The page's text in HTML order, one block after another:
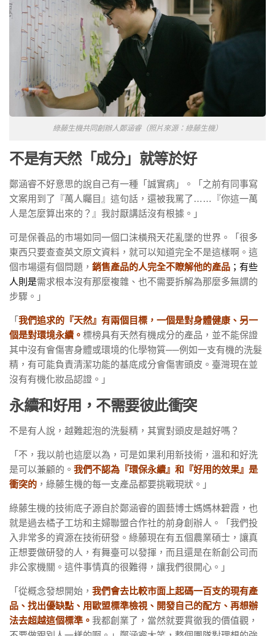
綠藤生機共同創辦人鄭涵睿（照片來源：綠藤生機）
不是有天然「成分」就等於好
鄭涵睿不好意思的說自己有一種「誠實病」。「之前有同事寫
文案用到了『萬人矚目』這句話，還被我罵了……『你這一萬
人是怎麼算出來的？』我討厭講話沒有根據。」
可是保養品的市場如同一個口沫橫飛天花亂墜的世界。「很多
東西只要查查英文原文資料，就可以知道完全不是這樣啊。這
個市場還有個問題， 銷售產品的人完全不瞭解他的產品 ；有些
人則是需求根本沒有那麼複雜、也不需要拆解為那麼多無謂的
步驟。」
「 我們追求的『天然』有兩個目標，一個是對身體健康、另一
個是對環境永續。 標榜具有天然有機成分的產品，並不能保證
其中沒有會傷害身體或環境的化學物質──例如一支有機的洗髮
精，有可能負責清潔功能的基底成分會傷害頭皮。臺灣現在並
沒有有機化妝品認證。」
永續和好用，不需要彼此衝突
不是有人說，越難起泡的洗髮精，其實對頭皮是越好嗎？
「不，我以前也這麼以為，可是如果利用新技術，溫和和好洗
是可以兼顧的。 我們不認為『環保永續』和『好用的效果』是
衝突的 ，綠藤生機的每一支產品都要挑戰現狀。」
綠藤生機的技術底子源自於鄭涵睿的園藝博士媽媽林碧霞，也
就是過去橘子工坊和主婦聯盟合作社的前身創辦人。「我們投
入非常多的資源在技術研發。綠藤現在有五個農業碩士，讓真
正想要做研發的人，有舞臺可以發揮，而且還是在新創公司而
非公家機關。這件事情真的很難得，讓我們很開心。」
「從概念發想開始， 我們會去比較市面上起碼一百支的現有產
品、找出優缺點、用歐盟標準檢視、開發自己的配方、再想辦
法去超越這個標準。 我都創業了，當然就要貫徹我的價值觀，